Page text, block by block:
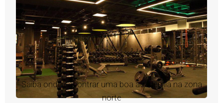
Saiba onde encontrar uma boa academia na zona
norte